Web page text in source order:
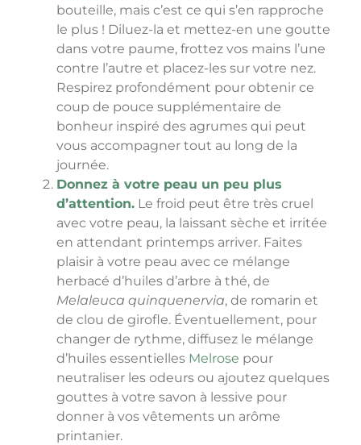
bouteille, mais c’est ce qui s’en rapproche
le plus ! Diluez-la et mettez-en une goutte
dans votre paume, frottez vos mains l’une
contre l’autre et placez-les sur votre nez.
Respirez profondément pour obtenir ce
coup de pouce supplémentaire de
bonheur inspiré des agrumes qui peut
vous accompagner tout au long de la
journée.
Donnez à votre peau un peu plus
d’attention. Le froid peut être très cruel
avec votre peau, la laissant sèche et irritée
en attendant printemps arriver. Faites
plaisir à votre peau avec ce mélange
herbacé d’huiles d’arbre à thé, de
Melaleuca quinquenervia, de romarin et
de clou de girofle. Éventuellement, pour
changer de rythme, diffusez le mélange
d’huiles essentielles Melrose pour
neutraliser les odeurs ou ajoutez quelques
gouttes à votre savon à lessive pour
donner à vos vêtements un arôme
printanier.